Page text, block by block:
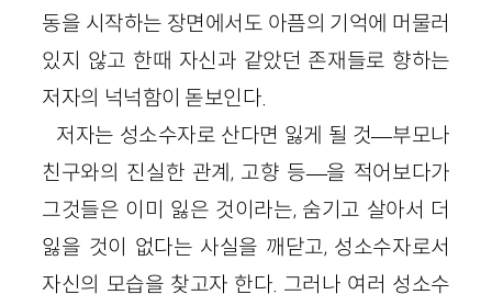
동을 시작하는 장면에서도 아픔의 기억에 머물러
있지 않고 한때 자신과 같았던 존재들로 향하는
저자의 넉넉함이 돋보인다.
저자는 성소수자로 산다면 잃게 될 것—부모나
친구와의 진실한 관계, 고향 등—을 적어보다가
그것들은 이미 잃은 것이라는, 숨기고 살아서 더
잃을 것이 없다는 사실을 깨닫고, 성소수자로서
자신의 모습을 찾고자 한다. 그러나 여러 성소수